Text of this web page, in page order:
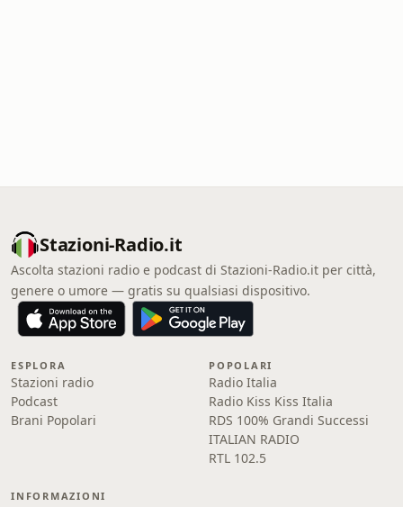
Stazioni-Radio.it
Ascolta stazioni radio e podcast di Stazioni-Radio.it per città,
genere o umore — gratis su qualsiasi dispositivo.
ESPLORA
Stazioni radio
Podcast
Brani Popolari
POPOLARI
Radio Italia
Radio Kiss Kiss Italia
RDS 100% Grandi Successi
ITALIAN RADIO
RTL 102.5
INFORMAZIONI